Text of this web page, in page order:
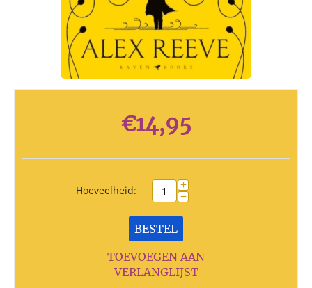
€14,95
Hoeveelheid: +
−
BESTEL
TOEVOEGEN AAN
VERLANGLIJST